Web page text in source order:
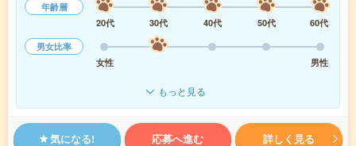
年齢層
20代
30代 40代 50代
60代
男女比率
女性
男性
もっと見る
気になる! 応募へ進む 詳しく見る